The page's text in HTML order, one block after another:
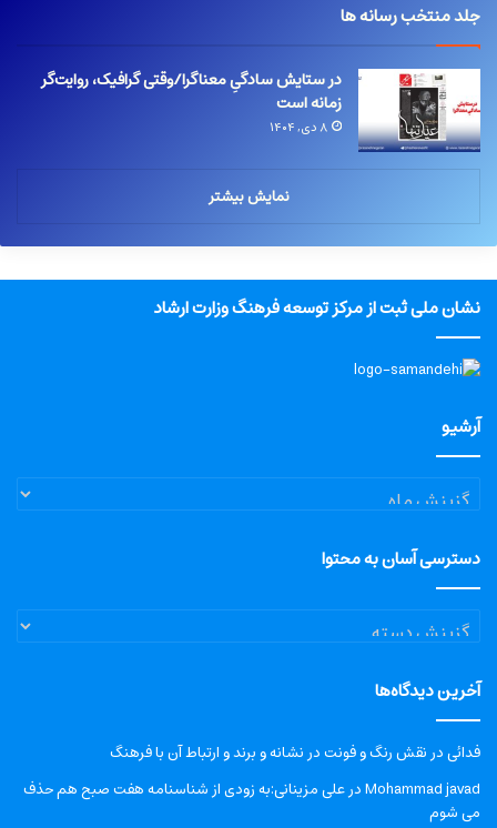
جلد منتخب رسانه ها
در ستایش سادگیِ معناگرا/وقتی گرافیک، روایت‌گر
زمانه است
۸ دی, ۱۴۰۴
نمایش بیشتر
نشان ملی ثبت از مرکز توسعه فرهنگ وزارت ارشاد
آرشیو
آرشیو
دسترسی آسان به محتوا
دسترسی
آسان
محتوا
آخرین دیدگاه‌ها
فدائیدرنقش رنگ و فونت در نشانه و برند و ارتباط آن با فرهنگ
Mohammad javadدرعلی مزینانی:به زودی از شناسنامه هفت صبح هم حذف
می شوم